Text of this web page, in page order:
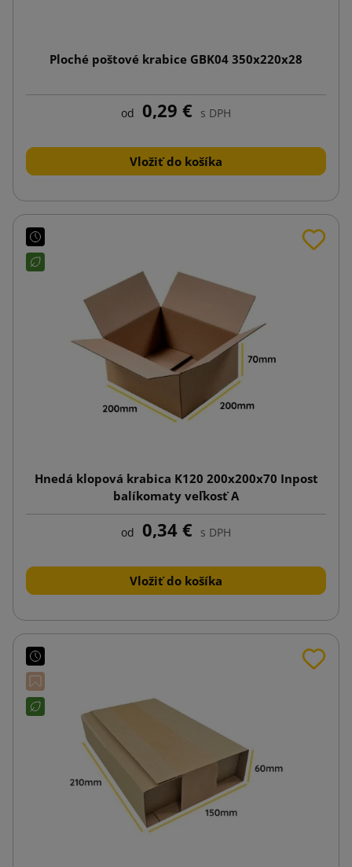
Ploché poštové krabice GBK04 350x220x28
od 0,29 € s DPH
Vložiť do košíka
Hnedá klopová krabica K120 200x200x70 Inpost
balíkomaty veľkosť A
od 0,34 € s DPH
Vložiť do košíka